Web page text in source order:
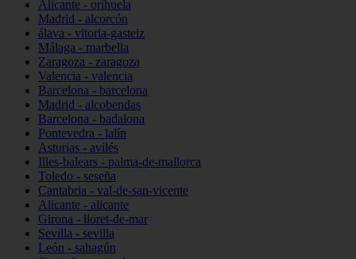
Alicante - orihuela
Madrid - alcorcón
álava - vitoria-gasteiz
Málaga - marbella
Zaragoza - zaragoza
Valencia - valencia
Barcelona - barcelona
Madrid - alcobendas
Barcelona - badalona
Pontevedra - lalín
Asturias - avilés
Illes-balears - palma-de-mallorca
Toledo - seseña
Cantabria - val-de-san-vicente
Alicante - alicante
Girona - lloret-de-mar
Sevilla - sevilla
León - sahagún